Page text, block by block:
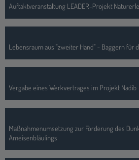
Auftaktveranstaltung LEADER-Projekt
Lebensraum aus "zweiter Hand" - Baggern für
Vergabe eines Werkvertrages im Projekt Nadib
Maßnahmenumsetzung zur Förderung des
Ameisenbläulings